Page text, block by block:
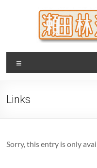
瀬田・林
大阪公立大学 大学院 情
立大学 理学部 情報数理
Links
Sorry, this entry is only